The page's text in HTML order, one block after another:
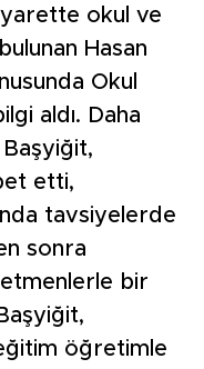
okul ve
Hasan
Okul
aldı. Daha
Başyiğit,
etti,
tavsiyelerde
sonra
bir
öğretimle